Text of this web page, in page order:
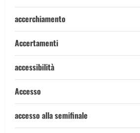
accerchiamento
Accertamenti
accessibilità
Accesso
accesso alla semifinale